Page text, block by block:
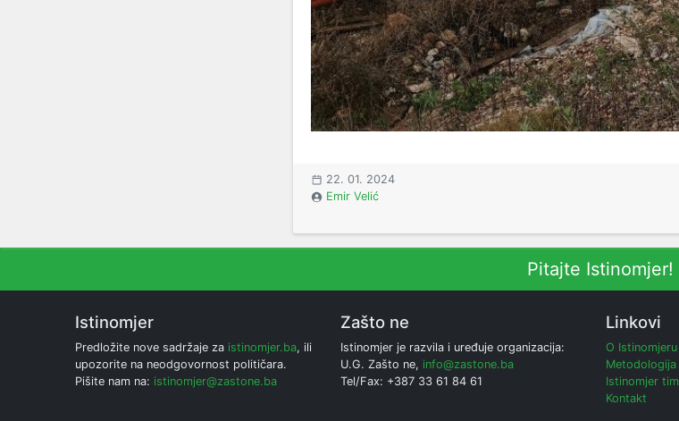
22. 01. 2024
Emir Velić
Pitajte Istinomjer!
Istinomjer
Predložite nove sadržaje za istinomjer.ba, ili
upozorite na neodgovornost političara.
Pišite nam na: istinomjer@zastone.ba
Zašto ne
Istinomjer je razvila i uređuje organizacija:
U.G. Zašto ne, info@zastone.ba
Tel/Fax: +387 33 61 84 61
Linkovi
O Istinomjeru
Metodologija
Istinomjer tim
Kontakt